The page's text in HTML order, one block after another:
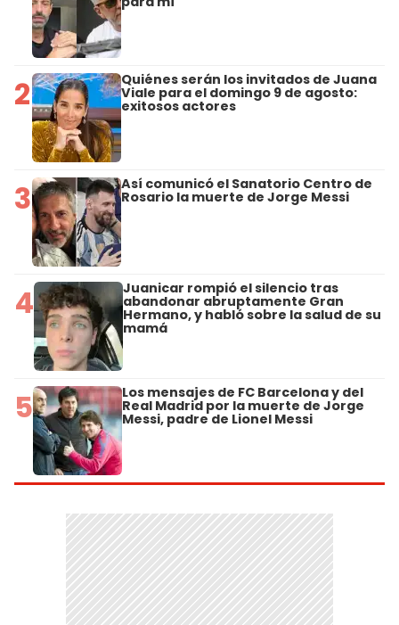
2 Quiénes serán los invitados de Juana
Viale para el domingo 9 de agosto:
exitosos actores
3 Así comunicó el Sanatorio Centro de
Rosario la muerte de Jorge Messi
4 Juanicar rompió el silencio tras
abandonar abruptamente Gran
Hermano, y habló sobre la salud de su
mamá
5 Los mensajes de FC Barcelona y del
Real Madrid por la muerte de Jorge
Messi, padre de Lionel Messi